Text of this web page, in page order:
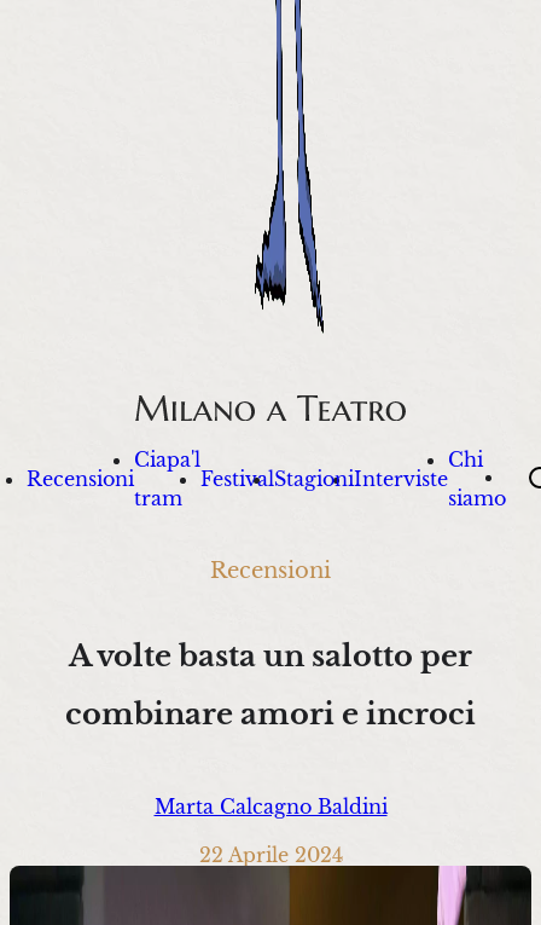
Recensioni
Ciapa'l
tram
FestivalStagioniInterviste
Chi
siamo
A volte basta un salotto per
combinare amori e incroci
Marta Calcagno Baldini
22 Aprile 2024
Recensioni